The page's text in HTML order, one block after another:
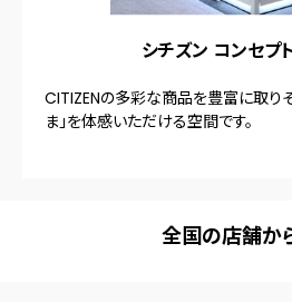
シチズン コンセプ
CITIZENの多彩な商品を豊富に取りそ
ま」を体感いただける空間です。
全国の店舗か